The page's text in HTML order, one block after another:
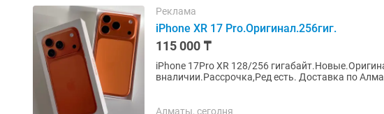
Реклама
iPhone XR 17 Pro.Оригинал.256гиг.
115 000 ₸
iPhone 17Pro XR 128/256
вналичии.Рассрочка,Ред есть. Доставка по Алматы быстро и бесплатно. Оплата при
Алматы, сегодня